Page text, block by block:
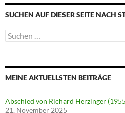
SUCHEN AUF DIESER SEITE NACH
Suche
nach:
MEINE AKTUELLSTEN BEITRÄGE
Abschied von Richard Herzinger
21. November 2025